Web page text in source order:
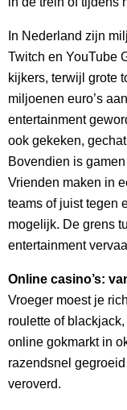
In Nederland zijn
Twitch en YouTube
kijkers, terwijl grote
miljoenen euro’s
entertainment
ook gekeken,
Bovendien is
Vrienden maken in
teams of juist tegen
mogelijk. De grens
entertainment
Online casino’s:
Vroeger moest je
roulette of
online gokmarkt in
razendsnel
veroverd.